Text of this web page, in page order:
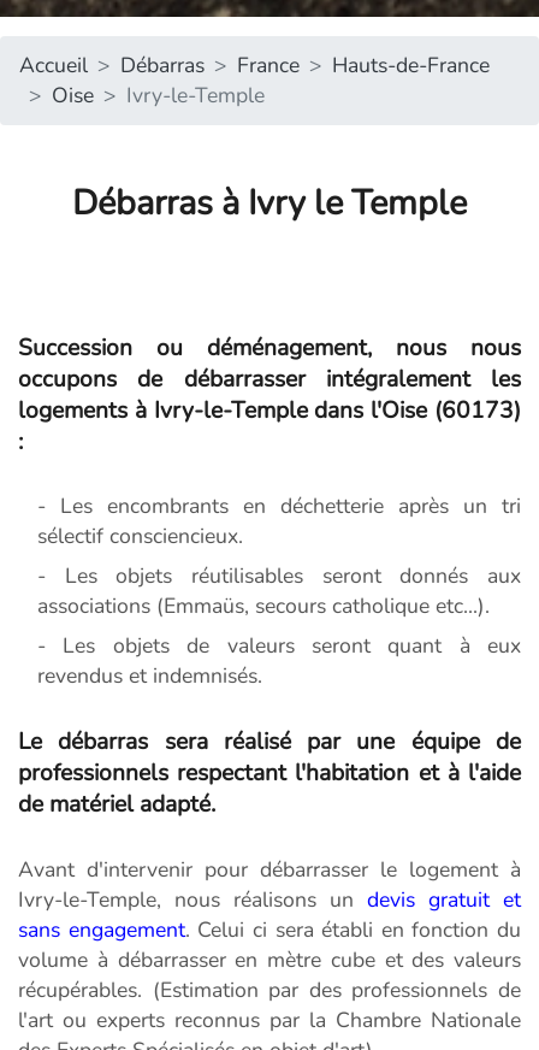
Accueil Débarras France
Hauts-de-France
Oise
Ivry-le-Temple
Débarras à Ivry le Temple
Succession ou déménagement, nous nous
occupons de débarrasser intégralement les
logements à Ivry-le-Temple dans l'Oise (60173)
:
- Les encombrants en déchetterie après un tri
sélectif consciencieux.
- Les objets réutilisables seront donnés aux
associations (Emmaüs, secours catholique etc...).
- Les objets de valeurs seront quant à eux
revendus et indemnisés.
Le débarras sera réalisé par une équipe de
professionnels respectant l'habitation et à l'aide
de matériel adapté.
Avant d'intervenir pour débarrasser le logement à
Ivry-le-Temple, nous réalisons un devis gratuit et
sans engagement. Celui ci sera établi en fonction du
volume à débarrasser en mètre cube et des valeurs
récupérables. (Estimation par des professionnels de
l'art ou experts reconnus par la Chambre Nationale